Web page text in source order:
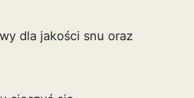
dla jakości snu oraz